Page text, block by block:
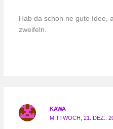
Hab da schon ne gute Idee,
zweifeln.
KAWA
MITTWOCH, 21. DEZ..